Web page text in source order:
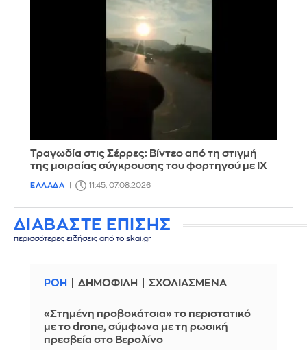
Τραγωδία στις Σέρρες: Βίντεο από τη στιγμή
της μοιραίας σύγκρουσης του φορτηγού με ΙΧ
ΕΛΛΑΔΑ 11:45, 07.08.2026
ΔΙΑΒΑΣΤΕ ΕΠΙΣΗΣ
περισσότερες ειδήσεις από το skai.gr
ΡΟΗ ΔΗΜΟΦΙΛΗ ΣΧΟΛΙΑΣΜΕΝΑ
«Στημένη προβοκάτσια» το περιστατικό
με το drone, σύμφωνα με τη ρωσική
πρεσβεία στο Βερολίνο